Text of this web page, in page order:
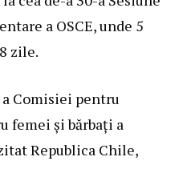
a OSCE, unde 5
zile.
Comisiei pentru
femei și bărbați a
Republica Chile,